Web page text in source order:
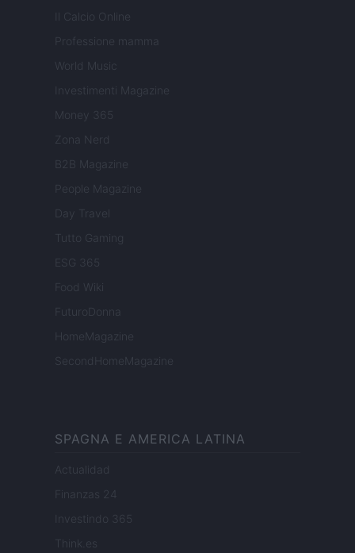
Il Calcio Online
Professione mamma
World Music
Investimenti Magazine
Money 365
Zona Nerd
B2B Magazine
People Magazine
Day Travel
Tutto Gaming
ESG 365
Food Wiki
FuturoDonna
HomeMagazine
SecondHomeMagazine
SPAGNA E AMERICA LATINA
Actualidad
Finanzas 24
Investindo 365
Think.es